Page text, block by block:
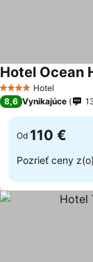
4 Počet hviezdičiek
Hotel
Hotel Ocean
8,6 Vynikajúce
Od 110 €
Pozrieť ceny z(o)